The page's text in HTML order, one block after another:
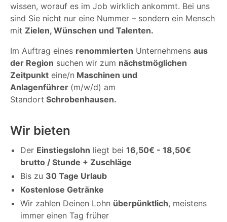
wissen, worauf es im Job wirklich ankommt. Bei uns
sind Sie nicht nur eine Nummer – sondern ein Mensch
mit Zielen, Wünschen und Talenten.
Im Auftrag eines renommierten Unternehmens aus
der Region suchen wir zum nächstmöglichen
Zeitpunkt eine/n Maschinen und
Anlagenführer (m/w/d) am
Standort Schrobenhausen.
Wir bieten
Der Einstiegslohn liegt bei 16,50€ - 18,50€
brutto / Stunde + Zuschläge
Bis zu 30 Tage Urlaub
Kostenlose Getränke
Wir zahlen Deinen Lohn überpünktlich, meistens
immer einen Tag früher